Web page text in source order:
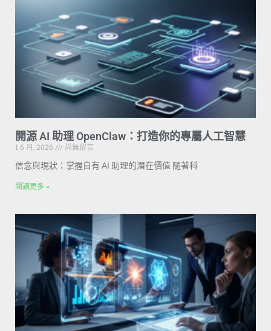
開源 AI 助理 OpenClaw：打造你的專屬人工智慧
1 6 月, 2026
尚無留言
信念與現狀：掌握自有 AI 助理的潛在價值 隨著科
閱讀更多 »